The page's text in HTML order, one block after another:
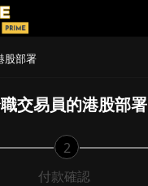
股部署
交易員的港股部署
2
付款確認